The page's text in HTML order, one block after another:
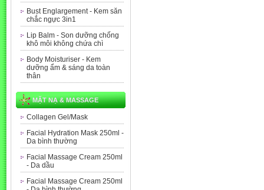
Bust Englargement - Kem săn
chắc ngực 3in1
Lip Balm - Son dưỡng chống
khô môi không chứa chì
Body Moisturiser - Kem
dưỡng ẩm & sáng da toàn
thân
MẶT NẠ & MASSAGE
Collagen Gel/Mask
Facial Hydration Mask 250ml -
Da bình thường
Facial Massage Cream 250ml
- Da dầu
Facial Massage Cream 250ml